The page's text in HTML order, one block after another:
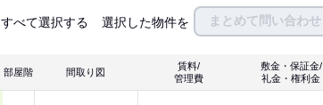
すべて選択する 選択した物件を まとめて問い合わせ
部屋階 間取り図
賃料/
管理費
敷金・保証金/
礼金・権利金